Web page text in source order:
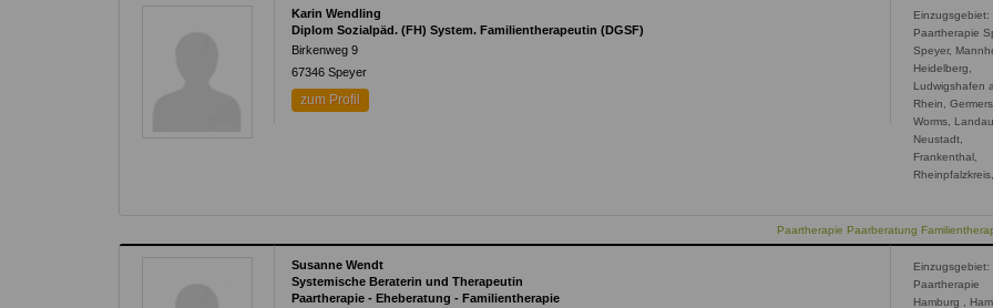
Karin Wendling
Diplom Sozialpäd. (FH) System. Familientherapeutin (DGSF)
Birkenweg 9
67346 Speyer
zum Profil
Einzugsgebiet:
Paartherapie
Speyer,
Heidelberg,
Ludwigshafen
Rhein,
Worms, Landau,
Neustadt,
Frankenthal,
Rheinpfalzkreis,
Paartherapie Paarberatung
Susanne Wendt
Systemische Beraterin und Therapeutin
Paartherapie - Eheberatung - Familientherapie
Einzugsgebiet:
Paartherapie
Hamburg ,